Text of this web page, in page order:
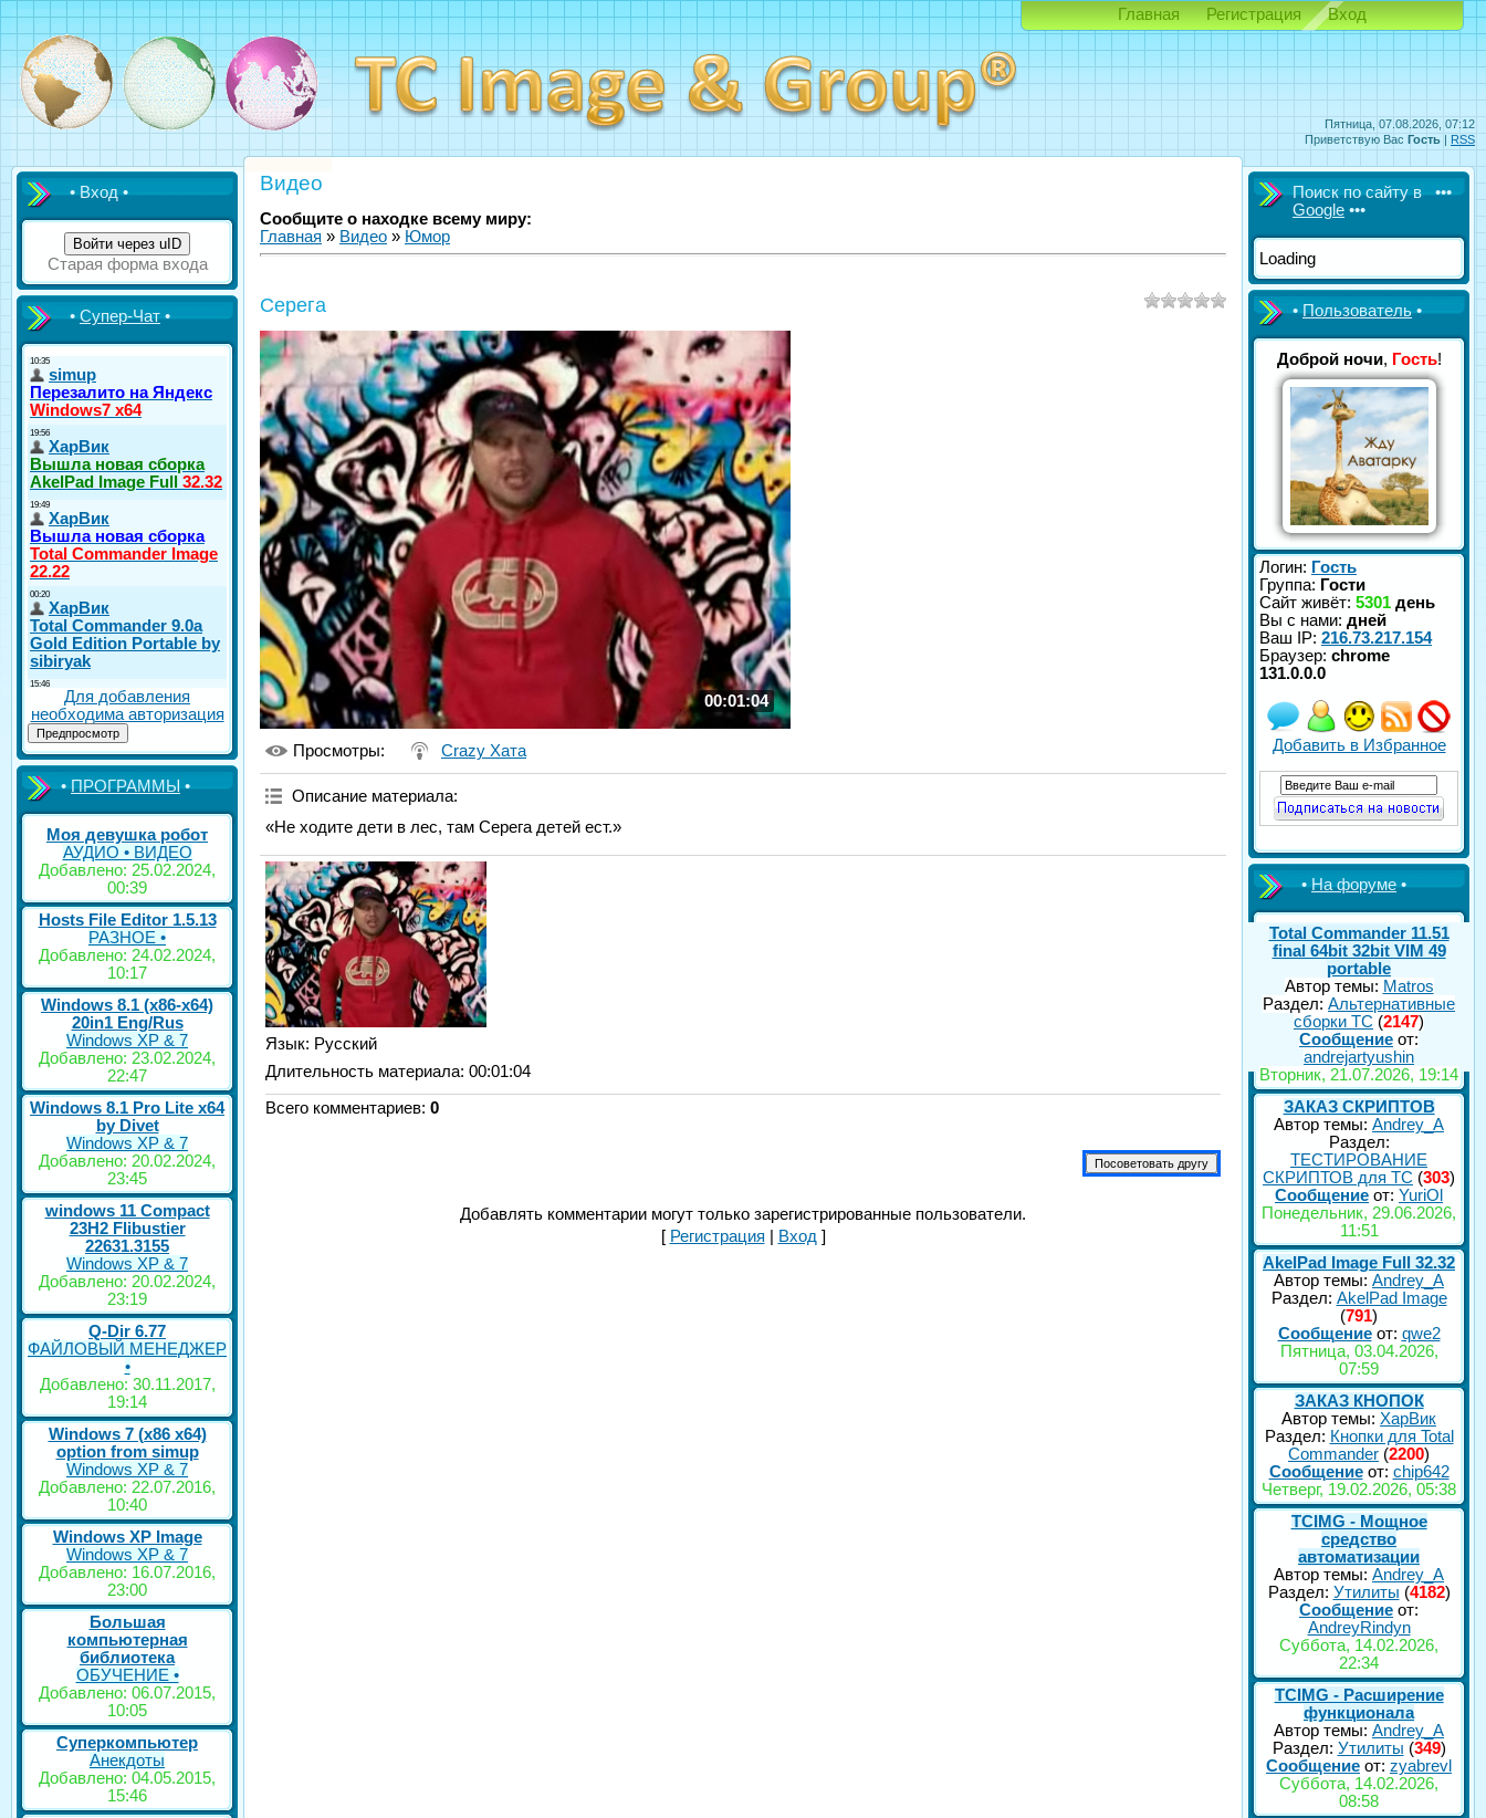
Пятница, 07.08.2026, 07:12
Приветствую Вас Гость | RSS
Главная Регистрация Вход
• Вход •
Войти через uID
Старая форма входа
•Супер-Чат•
Для добавления
необходима авторизация
•ПРОГРАММЫ•
Моя девушка робот
АУДИО • ВИДЕО
Добавлено: 25.02.2024,
00:39
Hosts File Editor 1.5.13
РАЗНОЕ •
Добавлено: 24.02.2024,
10:17
Windows 8.1 (x86-x64)
20in1 Eng/Rus
Windows XP & 7
Добавлено: 23.02.2024,
22:47
Windows 8.1 Pro Lite x64
by Divet
Windows XP & 7
Добавлено: 20.02.2024,
23:45
windows 11 Compact
23H2 Flibustier
22631.3155
Windows XP & 7
Добавлено: 20.02.2024,
23:19
Q-Dir 6.77
ФАЙЛОВЫЙ МЕНЕДЖЕР
•
Добавлено: 30.11.2017,
19:14
Windows 7 (x86 x64)
option from simup
Windows XP & 7
Добавлено: 22.07.2016,
10:40
Windows XP Image
Windows XP & 7
Добавлено: 16.07.2016,
23:00
Большая
компьютерная
библиотека
ОБУЧЕНИЕ •
Добавлено: 06.07.2015,
10:05
Суперкомпьютер
Анекдоты
Добавлено: 04.05.2015,
15:46
Видео
Сообщите о находке всему миру:
Главная » Видео » Юмор
Серега
00:01:04
Просмотры: Crazy Хата
Описание материала:
«Не ходите дети в лес, там Серега детей ест.»
Язык: Русский
Длительность материала: 00:01:04
Всего комментариев: 0
Добавлять комментарии могут только зарегистрированные пользователи.
[ Регистрация Вход]
Поиск по сайту в •••
Google •••
Loading
•Пользователь•
Доброй ночи, Гость!
Логин: Гость
Группа: Гости
Сайт живёт: 5301 день
Вы с нами: дней
Ваш IP: 216.73.217.154
Браузер: chrome
131.0.0.0
Добавить в Избранное
•На форуме•
Total Commander 11.51
final 64bit 32bit VIM 49
portable
Автор темы: Matros
Раздел: Альтернативные
сборки ТС (2147)
Сообщение от:
andrejartyushin
Вторник, 21.07.2026, 19:14
ЗАКАЗ СКРИПТОВ
Автор темы: Andrey_A
Раздел:
ТЕСТИРОВАНИЕ
СКРИПТОВ для TC (303)
Сообщение от: YuriOl
Понедельник, 29.06.2026,
11:51
AkelPad Image Full 32.32
Автор темы: Andrey_A
Раздел: AkelPad Image
(791)
Сообщениеот: qwe2
Пятница, 03.04.2026,
07:59
ЗАКАЗ КНОПОК
Автор темы: ХарВик
Раздел: Кнопки для Total
Commander (2200)
Сообщениеот: chip642
Четверг, 19.02.2026, 05:38
TCIMG - Мощное
средство
автоматизации
Автор темы: Andrey_A
Раздел: Утилиты (4182)
Сообщение от:
AndreyRindyn
Суббота, 14.02.2026,
22:34
TCIMG - Расширение
функционала
Автор темы: Andrey_A
Раздел: Утилиты (349)
Сообщение от: zyabrevl
Суббота, 14.02.2026,
08:58